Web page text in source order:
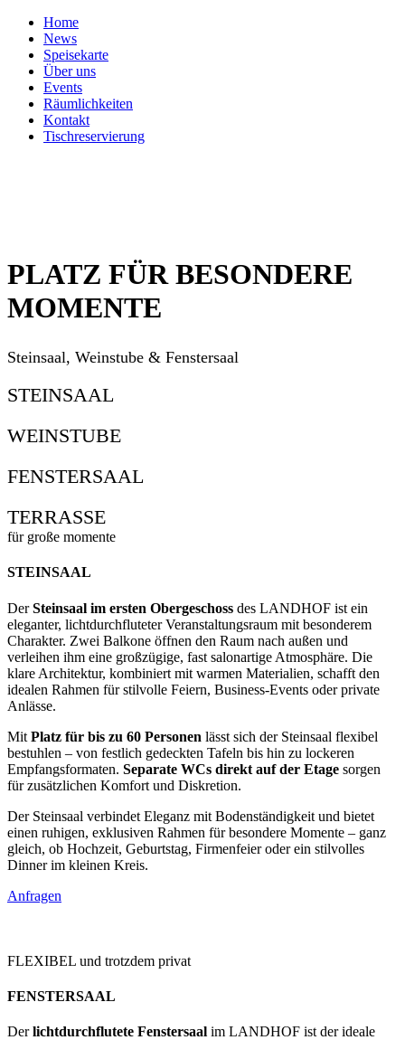
Home
News
Speisekarte
Über uns
Events
Räumlichkeiten
Kontakt
Tischreservierung
PLATZ FÜR BESONDERE
MOMENTE
Steinsaal, Weinstube & Fenstersaal
STEINSAAL
WEINSTUBE
FENSTERSAAL
TERRASSE
für große momente
STEINSAAL
DerSteinsaal im ersten Obergeschoss des LANDHOF ist ein
eleganter, lichtdurchfluteter Veranstaltungsraum mit besonderem
Charakter. Zwei Balkone öffnen den Raum nach außen und
verleihen ihm eine großzügige, fast salonartige Atmosphäre. Die
klare Architektur, kombiniert mit warmen Materialien, schafft den
idealen Rahmen für stilvolle Feiern, Business-Events oder private
Anlässe.
Mit Platz für bis zu 60 Personen lässt sich der Steinsaal flexibel
bestuhlen – von festlich gedeckten Tafeln bis hin zu lockeren
Empfangsformaten. Separate WCs direkt auf der Etage sorgen
für zusätzlichen Komfort und Diskretion.
Der Steinsaal verbindet Eleganz mit Bodenständigkeit und bietet
einen ruhigen, exklusiven Rahmen für besondere Momente – ganz
gleich, ob Hochzeit, Geburtstag, Firmenfeier oder ein stilvolles
Dinner im kleinen Kreis.
Anfragen
FLEXIBEL und trotzdem privat
FENSTERSAAL
Derlichtdurchflutete Fenstersaal im LANDHOF ist der ideale